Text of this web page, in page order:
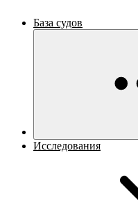
База судов
Исследования